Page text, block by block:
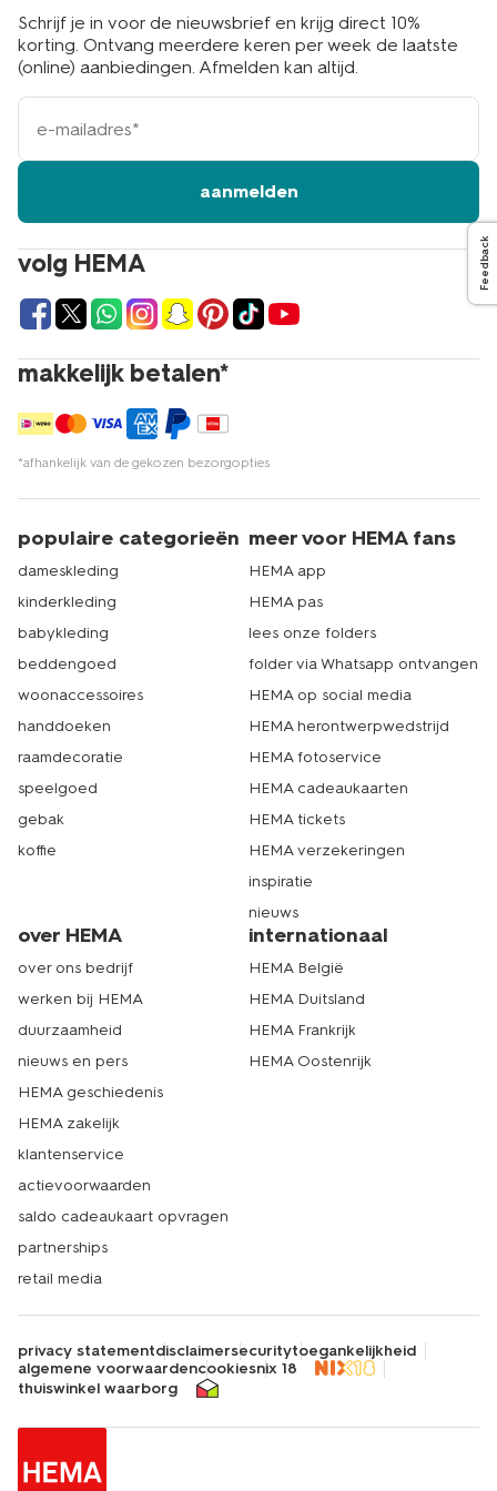
volg HEMA
makkelijk betalen*
*afhankelijk van de gekozen bezorgopties
Schrijf je in voor de nieuwsbrief en krijg direct 10%
korting. Ontvang meerdere keren per week de laatste
(online) aanbiedingen. Afmelden kan altijd.
e-
mailadres
aanmelden
populaire categorieën
dameskleding
kinderkleding
babykleding
beddengoed
woonaccessoires
handdoeken
raamdecoratie
speelgoed
gebak
koffie
meer voor HEMA fans
HEMA app
HEMA pas
lees onze folders
folder via Whatsapp ontvangen
HEMA op social media
HEMA herontwerpwedstrijd
HEMA fotoservice
HEMA cadeaukaarten
HEMA tickets
HEMA verzekeringen
inspiratie
nieuws
over HEMA
over ons bedrijf
werken bij HEMA
duurzaamheid
nieuws en pers
HEMA geschiedenis
HEMA zakelijk
klantenservice
actievoorwaarden
saldo cadeaukaart opvragen
partnerships
retail media
internationaal
HEMA België
HEMA Duitsland
HEMA Frankrijk
HEMA Oostenrijk
privacy statementdisclaimersecuritytoegankelijkheid
algemene voorwaardencookiesnix 18
thuiswinkel waarborg
Feedback